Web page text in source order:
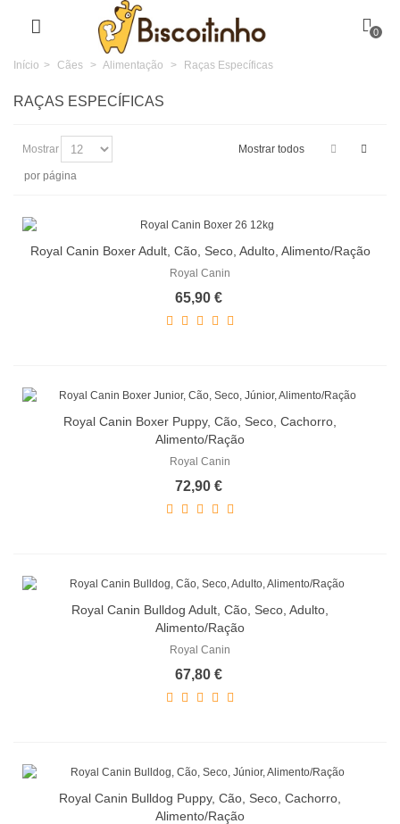
0
Início > Cães > Alimentação > Raças Específicas
RAÇAS ESPECÍFICAS
Mostrar
por página
Mostrar todos
Royal Canin Boxer Adult, Cão, Seco, Adulto, Alimento/Ração
Royal Canin
65,90 €
Royal Canin Boxer Puppy, Cão, Seco, Cachorro,
Alimento/Ração
Royal Canin
72,90 €
Royal Canin Bulldog Adult, Cão, Seco, Adulto,
Alimento/Ração
Royal Canin
67,80 €
Royal Canin Bulldog Puppy, Cão, Seco, Cachorro,
Alimento/Ração